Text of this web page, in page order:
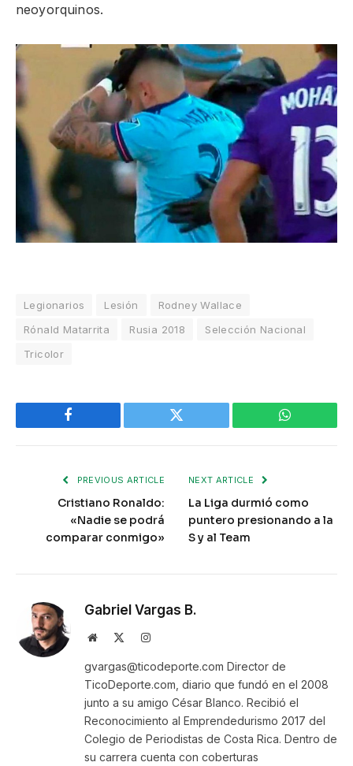
neoyorquinos.
Legionarios Lesión
Rodney Wallace
Rónald Matarrita
Rusia 2018
Selección Nacional
Tricolor
Facebook Twitter WhatsApp
PREVIOUS ARTICLE
Cristiano Ronaldo:
«Nadie se podrá
comparar conmigo»
NEXT ARTICLE
La Liga durmió como
puntero presionando a la
S y al Team
Gabriel Vargas B.
Website Instagram
gvargas@ticodeporte.com Director de
TicoDeporte.com, diario que fundó en el 2008
junto a su amigo César Blanco. Recibió el
Reconocimiento al Emprendedurismo 2017 del
Colegio de Periodistas de Costa Rica. Dentro de
su carrera cuenta con coberturas